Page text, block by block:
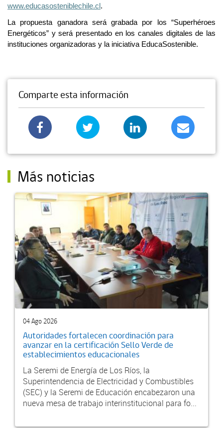
www.educasosteniblechile.cl .
La propuesta ganadora será grabada por los “Superhéroes
Energéticos” y será presentado en los canales digitales de las
instituciones organizadoras y la iniciativa EducaSostenible.
Comparte esta información
Más noticias
04 Ago 2026
Autoridades fortalecen coordinación para
avanzar en la certificación Sello Verde de
establecimientos educacionales
La Seremi de Energía de Los Ríos, la
Superintendencia de Electricidad y Combustibles
(SEC) y la Seremi de Educación encabezaron una
nueva mesa de trabajo interinstitucional para fo...